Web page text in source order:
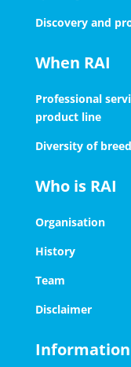
Discovery and
When RAI
Professional
product line
Diversity of
Who is RAI
Organisation
History
Team
Disclaimer
Information